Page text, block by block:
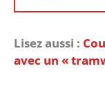
Lisez aussi :
avec un «